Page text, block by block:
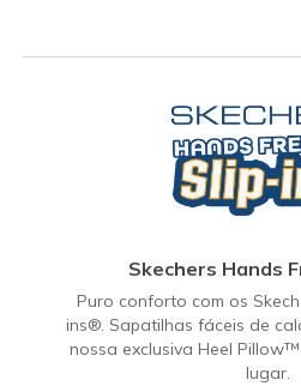
Skechers Hands
Puro conforto com os
ins®. Sapatilhas fáceis de
nossa exclusiva Heel
lugar.